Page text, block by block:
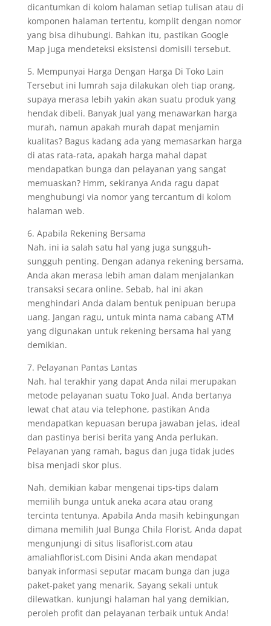
dicantumkan di kolom halaman setiap tulisan atau di
komponen halaman tertentu, komplit dengan nomor
yang bisa dihubungi. Bahkan itu, pastikan Google
Map juga mendeteksi eksistensi domisili tersebut.
5. Mempunyai Harga Dengan Harga Di Toko Lain
Tersebut ini lumrah saja dilakukan oleh tiap orang,
supaya merasa lebih yakin akan suatu produk yang
hendak dibeli. Banyak Jual yang menawarkan harga
murah, namun apakah murah dapat menjamin
kualitas? Bagus kadang ada yang memasarkan harga
di atas rata-rata, apakah harga mahal dapat
mendapatkan bunga dan pelayanan yang sangat
memuaskan? Hmm, sekiranya Anda ragu dapat
menghubungi via nomor yang tercantum di kolom
halaman web.
6. Apabila Rekening Bersama
Nah, ini ia salah satu hal yang juga sungguh-
sungguh penting. Dengan adanya rekening bersama,
Anda akan merasa lebih aman dalam menjalankan
transaksi secara online. Sebab, hal ini akan
menghindari Anda dalam bentuk penipuan berupa
uang. Jangan ragu, untuk minta nama cabang ATM
yang digunakan untuk rekening bersama hal yang
demikian.
7. Pelayanan Pantas Lantas
Nah, hal terakhir yang dapat Anda nilai merupakan
metode pelayanan suatu Toko Jual. Anda bertanya
lewat chat atau via telephone, pastikan Anda
mendapatkan kepuasan berupa jawaban jelas, ideal
dan pastinya berisi berita yang Anda perlukan.
Pelayanan yang ramah, bagus dan juga tidak judes
bisa menjadi skor plus.
Nah, demikian kabar mengenai tips-tips dalam
memilih bunga untuk aneka acara atau orang
tercinta tentunya. Apabila Anda masih kebingungan
dimana memilih Jual Bunga Chila Florist, Anda dapat
mengunjungi di situs lisaflorist.com atau
amaliahflorist.com Disini Anda akan mendapat
banyak informasi seputar macam bunga dan juga
paket-paket yang menarik. Sayang sekali untuk
dilewatkan. kunjungi halaman hal yang demikian,
peroleh profit dan pelayanan terbaik untuk Anda!